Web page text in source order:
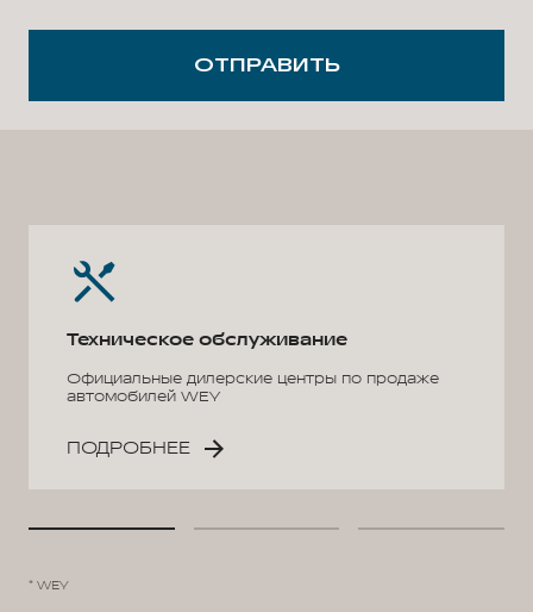
ОТПРАВИТЬ
Техническое обслуживание
Официальные дилерские центры по продаже
автомобилей WEY
ПОДРОБНЕЕ
* WEY